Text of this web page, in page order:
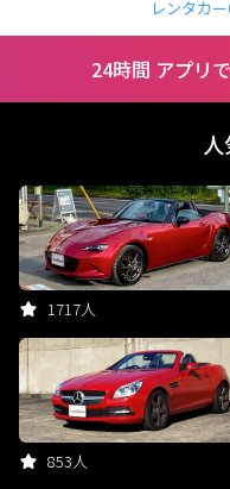
レンタカ
24時間 アプリ
1717人
853人